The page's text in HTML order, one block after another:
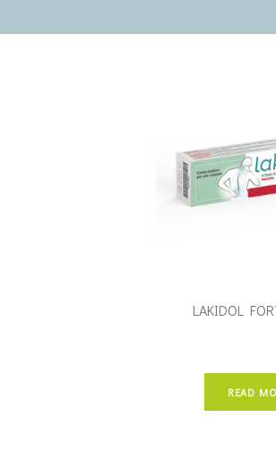
LAKIDOL
READ